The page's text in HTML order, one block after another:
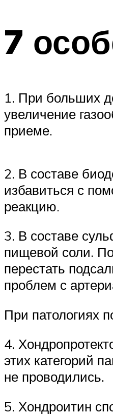
7
1. При больших
увеличение
приеме.
2. В составе
избавиться с
реакцию.
3. В составе
пищевой соли.
перестать
проблем с
При патологиях
4.
этих категорий
не проводились.
5. Хондроитин